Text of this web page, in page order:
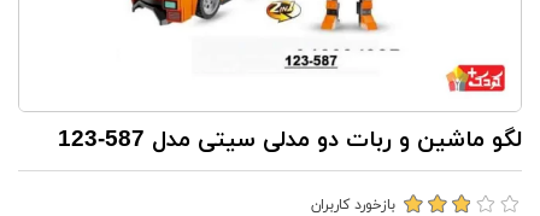
لگو ماشین و ربات دو مدلی سیتی مدل 587-123
بازخورد کاربران